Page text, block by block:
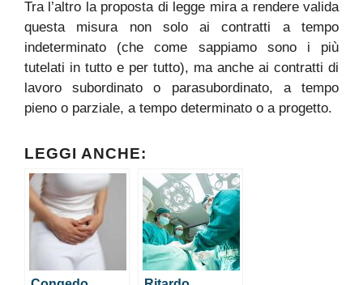
Tra l’altro la proposta di legge mira a rendere valida
questa misura non solo ai contratti a tempo
indeterminato (che come sappiamo sono i più
tutelati in tutto e per tutto), ma anche ai contratti di
lavoro subordinato o parasubordinato, a tempo
pieno o parziale, a tempo determinato o a progetto.
LEGGI ANCHE: